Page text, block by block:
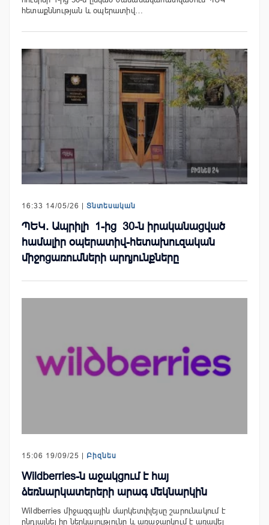
հետաքննության և օպերատիվ…
16:33 14/05/26 | Տնտեսական
ՊԵԿ. Ապրիլի 1-ից 30-ն իրականացված
համալիր օպերատիվ-հետախուզական
միջոցառումների արդյունքները
15:06 19/09/25 | Բիզնես
Wildberries-ն աջակցում է հայ
ձեռնարկատերերի արագ մեկնարկին
Wildberries միջազգային մարկետփլեյսը շարունակում է
ընդլայնել իր ներկայությունը և առաջարկում է առավել